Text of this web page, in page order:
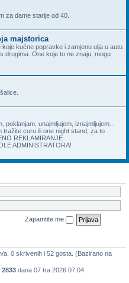
za dame starije od 40.
majstorica
kućne popravke i zamjenu ulja u autu
drugima. One koje to ne znaju, mogu
poklanjam, unajmljujem, iznajmljujem...
tražite curu ili one night stand, za to
REKLAMIRANJE
ADMINISTRATORA!
Zapamtite me
a, 0 skrivenih i 52 gosta. (Bazirano na
2833 dana 07 tra 2026 07:04.